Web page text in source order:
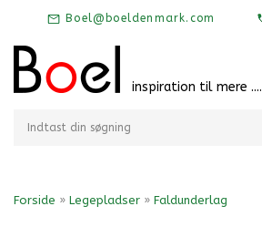
Boel@boeldenmark.com
inspiration til mere ....
Forside » Legepladser » Faldunderlag